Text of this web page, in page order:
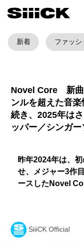
新着 ファッシ
Novel Core 新曲
ンルを超えた音
続き、2025年は
ッパー／シンガ
昨年2024年は、
せ、メジャー3作
ースしたNovel
SiiiCK Official